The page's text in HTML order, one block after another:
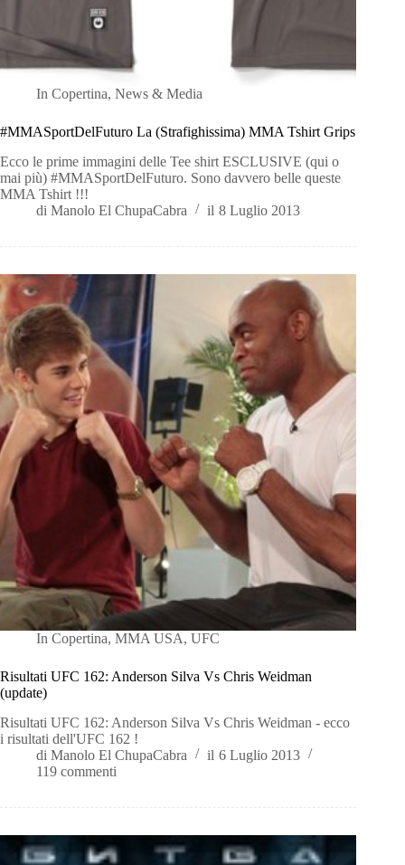
In Copertina,News & Media
#MMASportDelFuturo La (Strafighissima) MMA Tshirt Grips
Ecco le prime immagini delle Tee shirt ESCLUSIVE (qui o
mai più) #MMASportDelFuturo. Sono davvero belle queste
MMA Tshirt !!!
di Manolo El ChupaCabra il 8 Luglio 2013
In Copertina,MMA USA,UFC
Risultati UFC 162: Anderson Silva Vs Chris Weidman
(update)
Risultati UFC 162: Anderson Silva Vs Chris Weidman - ecco
i risultati dell'UFC 162 !
di Manolo El ChupaCabra il 6 Luglio 2013
119 commenti